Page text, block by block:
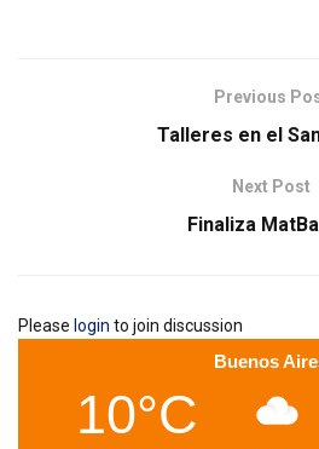
Previous
Talleres en el
Next Post
Finaliza
Please login to join discussion
Buenos
10°C